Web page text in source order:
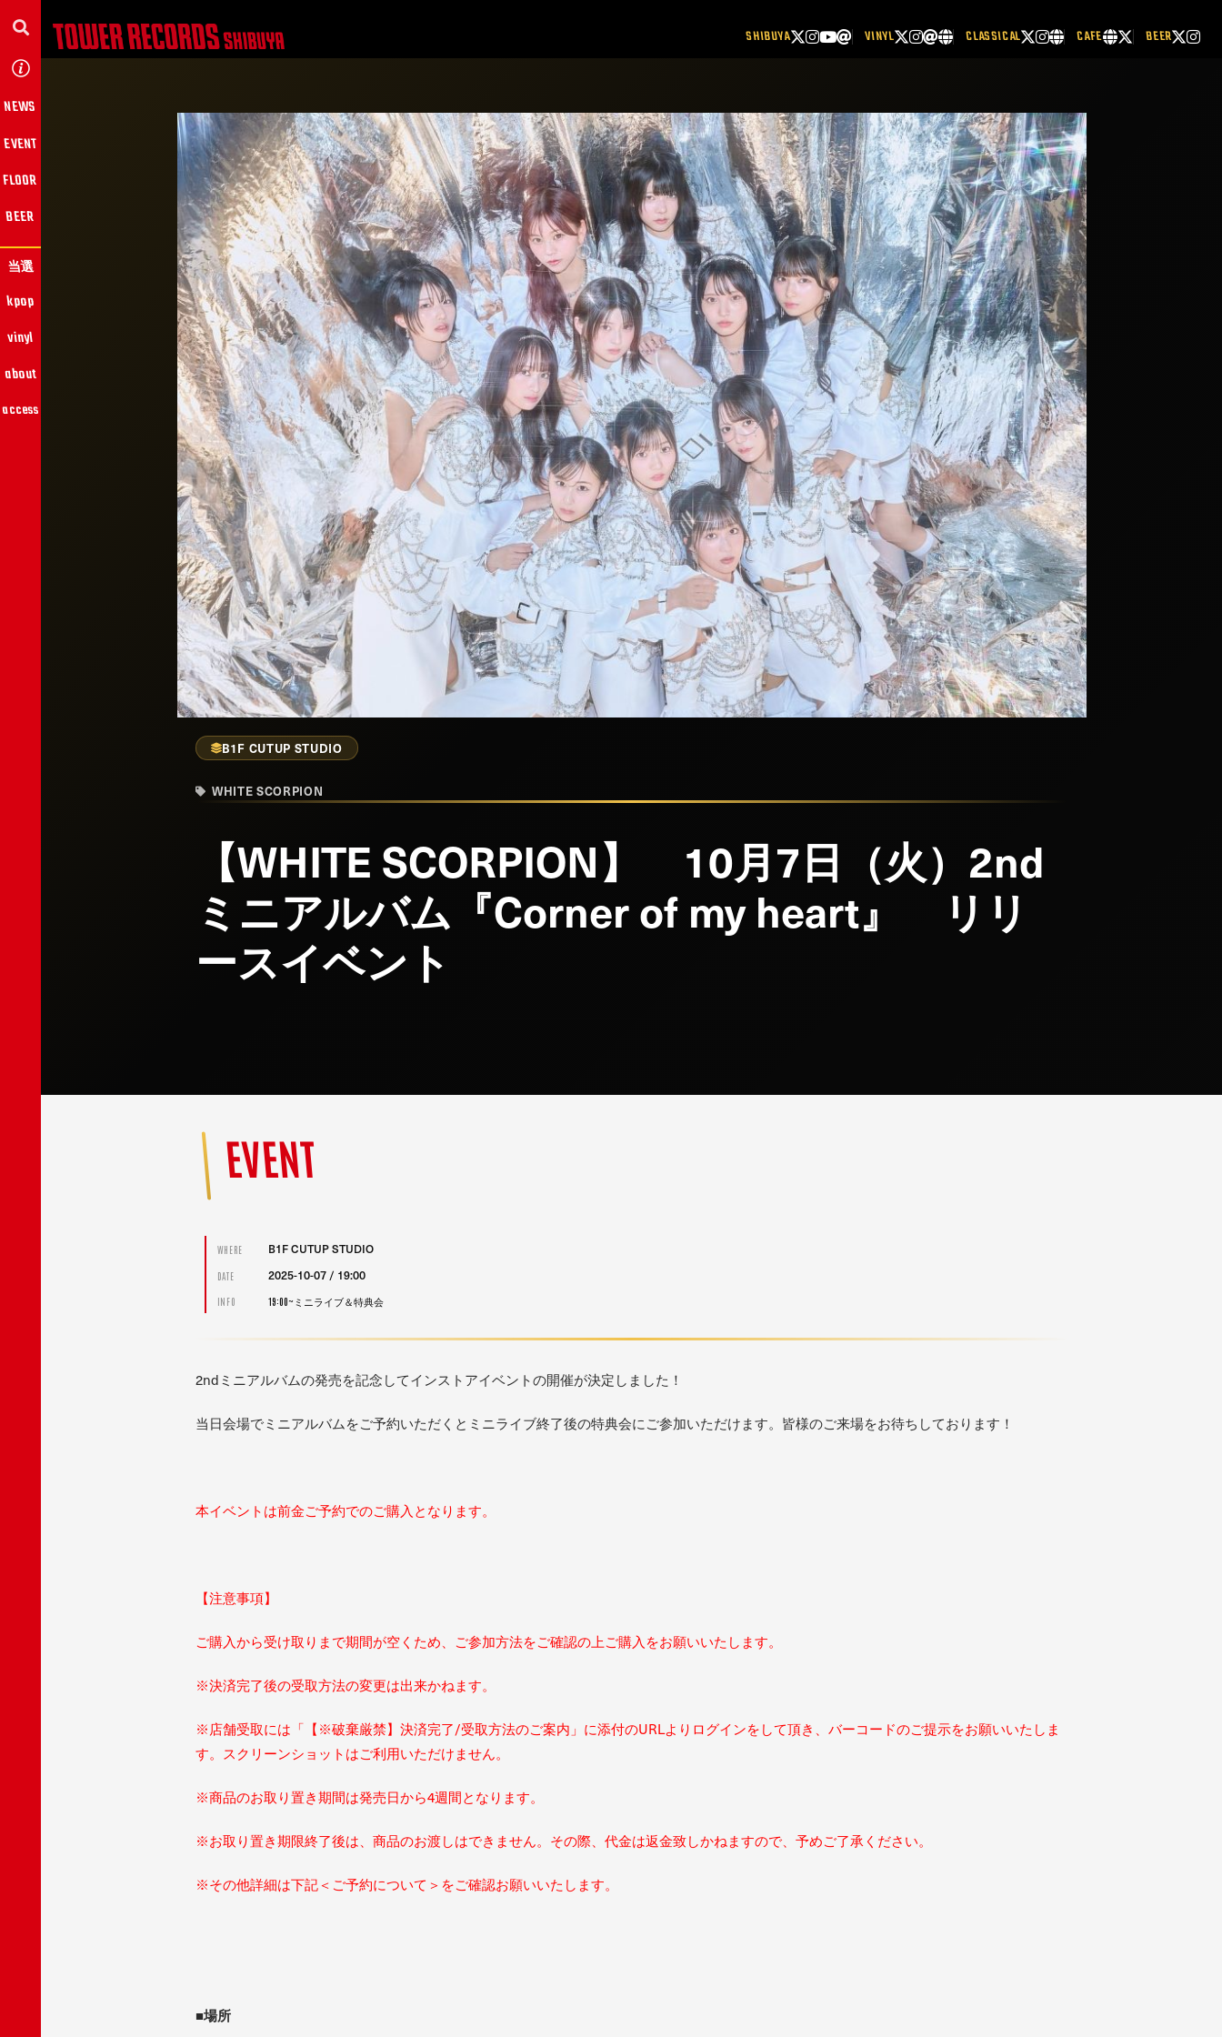
SHIBUYA VINYL CLASSICAL CAFE BEER
NEWS
EVENT
当選
FLOOR
BEER
kpop
vinyl
about
access
B1F CUTUP STUDIO
WHITE SCORPION
【WHITE SCORPION】 10月7日（火）2nd
ミニアルバム『Corner of my heart』 リリ
ースイベント
EVENT
WHERE B1F CUTUP STUDIO
DATE 2025-10-07 / 19:00
INFO 19:00~ミニライブ＆特典会
2ndミニアルバムの発売を記念してインストアイベントの開催が決定しました！
当日会場でミニアルバムをご予約いただくとミニライブ終了後の特典会にご参加いただけます。皆様のご来場をお待ちしております！
本イベントは前金ご予約でのご購入となります。
【注意事項】
ご購入から受け取りまで期間が空くため、ご参加方法をご確認の上ご購入をお願いいたします。
※決済完了後の受取方法の変更は出来かねます。
※店舗受取には「【※破棄厳禁】決済完了/受取方法のご案内」に添付のURLよりログインをして頂き、バーコードのご提示をお願いいたしま
す。スクリーンショットはご利用いただけません。
※商品のお取り置き期間は発売日から4週間となります。
※お取り置き期限終了後は、商品のお渡しはできません。その際、代金は返金致しかねますので、予めご了承ください。
※その他詳細は下記＜ご予約について＞をご確認お願いいたします。
■場所